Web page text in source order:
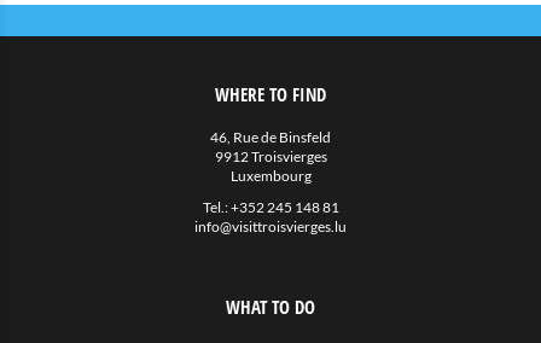
WHERE TO FIND
46, Rue de Binsfeld
9912 Troisvierges
Luxembourg
Tel.:+352 245 148 81
info@visittroisvierges.lu
WHAT TO DO